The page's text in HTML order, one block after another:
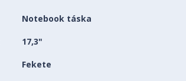
Notebook táska
17,3"
Fekete